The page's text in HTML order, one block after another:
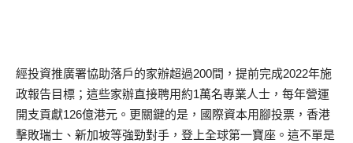
經投資推廣署協助落戶的家辦超過200間，提前完成2022年施
政報告目標；這些家辦直接聘用約1萬名專業人士，每年營運
開支貢獻126億港元。更關鍵的是，國際資本用腳投票，香港
擊敗瑞士、新加坡等強勁對手，登上全球第一寶座。這不單是